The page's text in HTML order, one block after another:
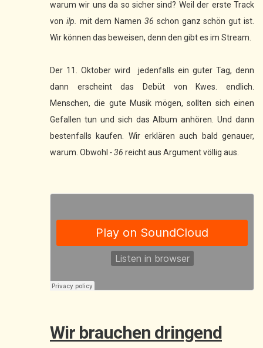
warum wir uns da so sicher sind? Weil der erste Track
von ilp. mit dem Namen36 schon ganz schön gut ist.
Wir können das beweisen, denn den gibt es im Stream.
Der 11. Oktober wird jedenfalls ein guter Tag, denn
dann erscheint das Debüt von Kwes. endlich.
Menschen, die gute Musik mögen, sollten sich einen
Gefallen tun und sich das Album anhören. Und dann
bestenfalls kaufen. Wir erklären auch bald genauer,
warum. Obwohl - 36 reicht aus Argument völlig aus.
Wir brauchen dringend